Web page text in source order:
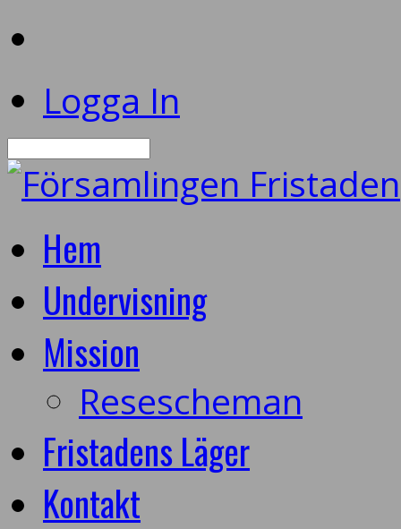
Logga In
Hem
Undervisning
Mission
Resescheman
Fristadens Läger
Kontakt